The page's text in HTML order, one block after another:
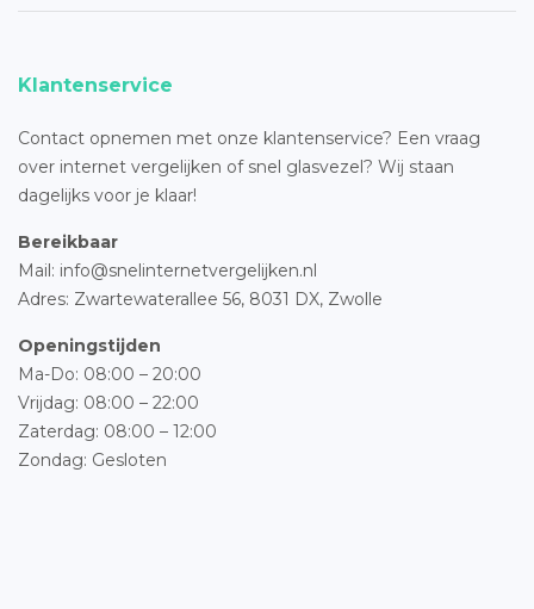
Klantenservice
Contact opnemen met onze klantenservice? Een vraag
over internet vergelijken of snel glasvezel? Wij staan
dagelijks voor je klaar!
Bereikbaar
Mail: info@snelinternetvergelijken.nl
Adres: Zwartewaterallee 56, 8031 DX, Zwolle
Openingstijden
Ma-Do: 08:00 – 20:00
Vrijdag: 08:00 – 22:00
Zaterdag: 08:00 – 12:00
Zondag: Gesloten